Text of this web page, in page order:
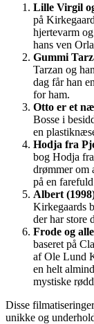
Lille Virgil
på
hjertevarm
hans ven
Gummi
Tarzan og
dag får han
for ham.
Otto er et
Bosse i
en
Hodja fra
bog Hodja
drømmer om
på en
Albert
Kirkegaards
der har store
Frode og
baseret på
af Ole Lund
en helt
mystiske
Disse
unikke og